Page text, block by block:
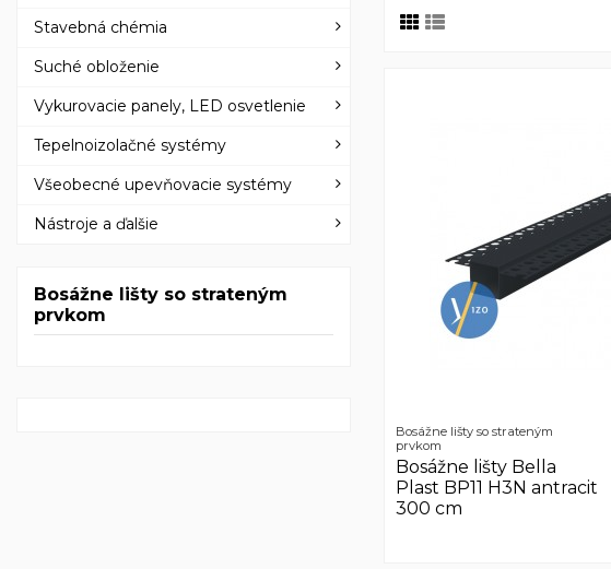
Bosážne lišty so strateným
prvkom
Bosážne lišty Bella
Plast BP11 H3N antracit
300 cm
Stavebná chémia
Suché obloženie
Vykurovacie panely, LED osvetlenie
Tepelnoizolačné systémy
Všeobecné upevňovacie systémy
Nástroje a ďalšie
Bosážne lišty so strateným
prvkom